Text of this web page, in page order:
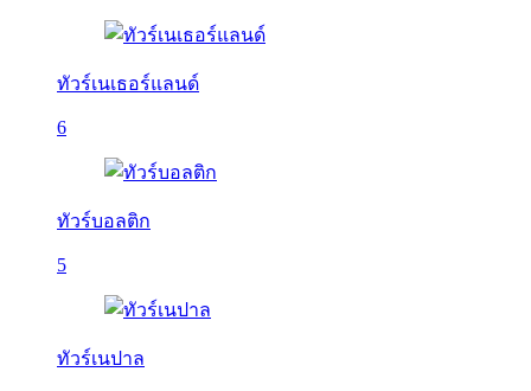
ทัวร์เนเธอร์แลนด์
6
ทัวร์บอลติก
5
ทัวร์เนปาล